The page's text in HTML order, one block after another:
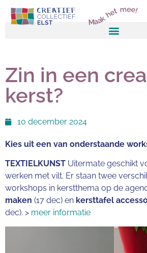
Maak het mee!
Zin in een
kerst?
10 december 2024
Kies uit een van onderstaande
TEXTIELKUNST Uitermate geschikt
werken met vilt. Er staan twee
workshops in kerstthema op de
maken (17 dec) en kersttafel
dec). > meer informatie